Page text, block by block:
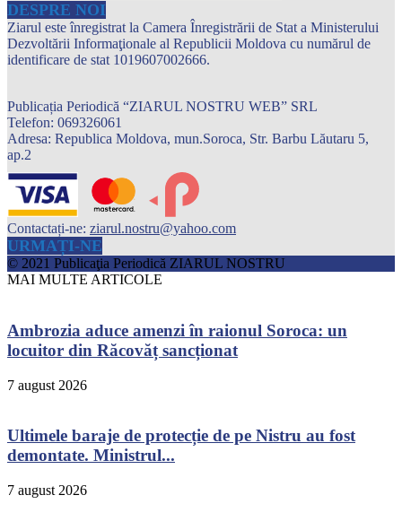
DESPRE NOI
Ziarul este înregistrat la Camera Înregistrării de Stat a Ministerului
Dezvoltării Informaţionale al Republicii Moldova cu numărul de
identificare de stat 1019607002666.
Publicația Periodică “ZIARUL NOSTRU WEB” SRL
Telefon: 069326061
Adresa: Republica Moldova, mun.Soroca, Str. Barbu Lăutaru 5,
ap.2
Contactați-ne: ziarul.nostru@yahoo.com
URMAȚI-NE
© 2021 Publicaţia Periodică ZIARUL NOSTRU
MAI MULTE ARTICOLE
Ambrozia aduce amenzi în raionul Soroca: un
locuitor din Răcovăț sancționat
7 august 2026
Ultimele baraje de protecție de pe Nistru au fost
demontate. Ministrul...
7 august 2026